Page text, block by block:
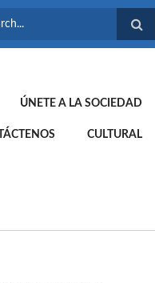
ÚNETE A LA SOCIEDAD
CULTURAL